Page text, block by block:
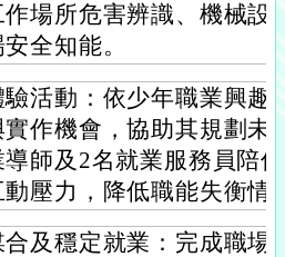
場所危害辨識、機械設
全知能。
活動：依少年職業興趣
作機會，協助其規劃未
導師及2名就業服務員陪
動壓力，降低職能失衡情
及穩定就業：完成職場